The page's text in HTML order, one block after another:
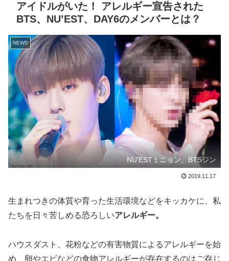
アイドルがいた！ アレルギー宣告された
BTS、NU’EST、DAY6のメンバーとは？
NEWS
NU'ESTミニョン、BTSジン
2019.11.17
生まれつきの体質や育った生活環境などをキッカケに、私
たちを日々苦しめる恐ろしいアレルギー。
ハウスダスト、花粉などの有害物質によるアレルギーを始
め、卵やエビなどの食物アレルギーが存在するのはご存じ